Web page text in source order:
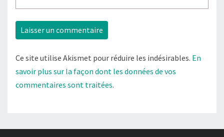
Ce site utilise Akismet pour réduire les indésirables. En
savoir plus sur la façon dont les données de vos
commentaires sont traitées.